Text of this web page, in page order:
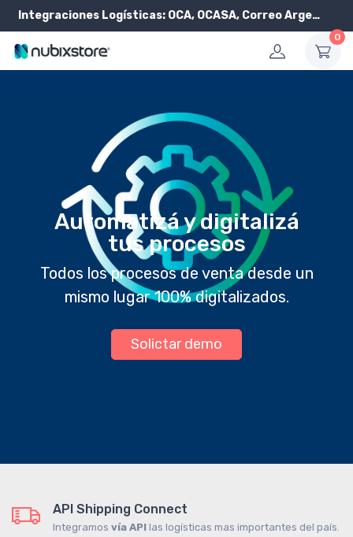
Integraciones Logísticas: OCA, OCASA, Correo Argentino, Andreani y PickIt
0
Automatizá y digitalizá
tus procesos
Todos los procesos de venta desde un
mismo lugar 100% digitalizados.
Solictar demo
API Shipping Connect
Integramos vía API las logísticas mas importantes del país.